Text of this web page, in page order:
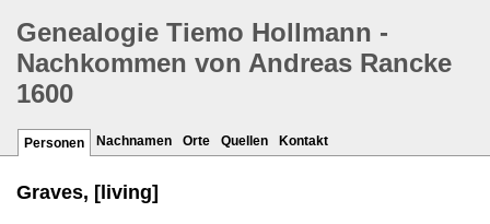
Genealogie Tiemo Hollmann -
Nachkommen von Andreas Rancke
1600
Personen Nachnamen Orte Quellen Kontakt
Graves, [living]